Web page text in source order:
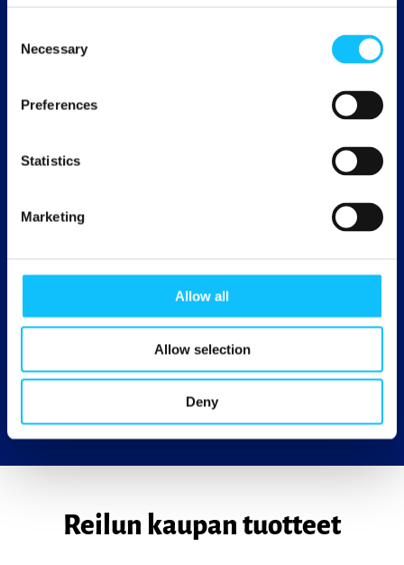
Selection
Necessary
Preferences
Statistics
Marketing
Allow all
Allow selection
Deny
Viljelijöille ja työntekijöille 211,5
miljoonaa euroa Reilun kaupan
Yli 35 000 eri tuotetta
Suomessa myynnissä noin 1700 erilaista
Reilun kaupan tuotetta.
Reilun kaupan tuotteet